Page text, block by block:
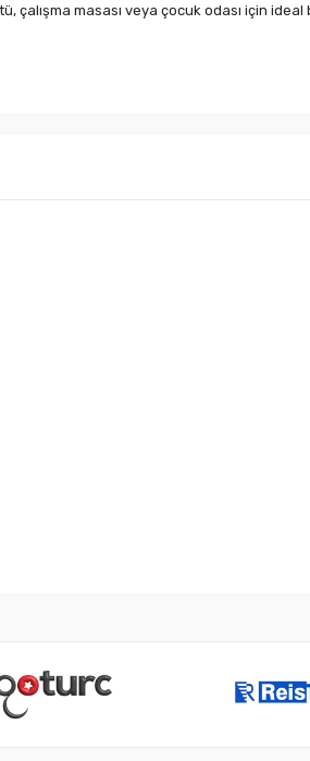
çalışma masası veya çocuk odası için